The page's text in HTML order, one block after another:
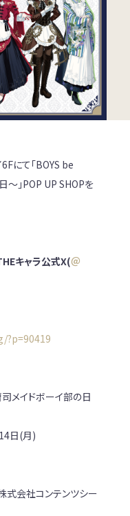
にて「BOYS be
～」POP UP SHOPを
キャラ公式X(＠
司メイドボーイ部の日
日(月)
式会社コンテンツシー